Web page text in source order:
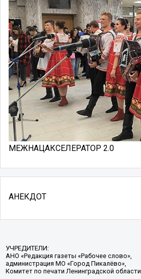
МЕЖНАЦАКСЕЛЕРАТОР 2.0
АНЕКДОТ
УЧРЕДИТЕЛИ:
АНО «Редакция газеты «Рабочее слово»,
администрация МО «Город Пикалёво»,
Комитет по печати Ленинградской области